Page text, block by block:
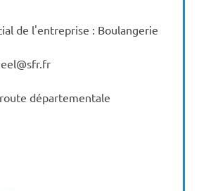
de l'entreprise : Boulangerie
départementale